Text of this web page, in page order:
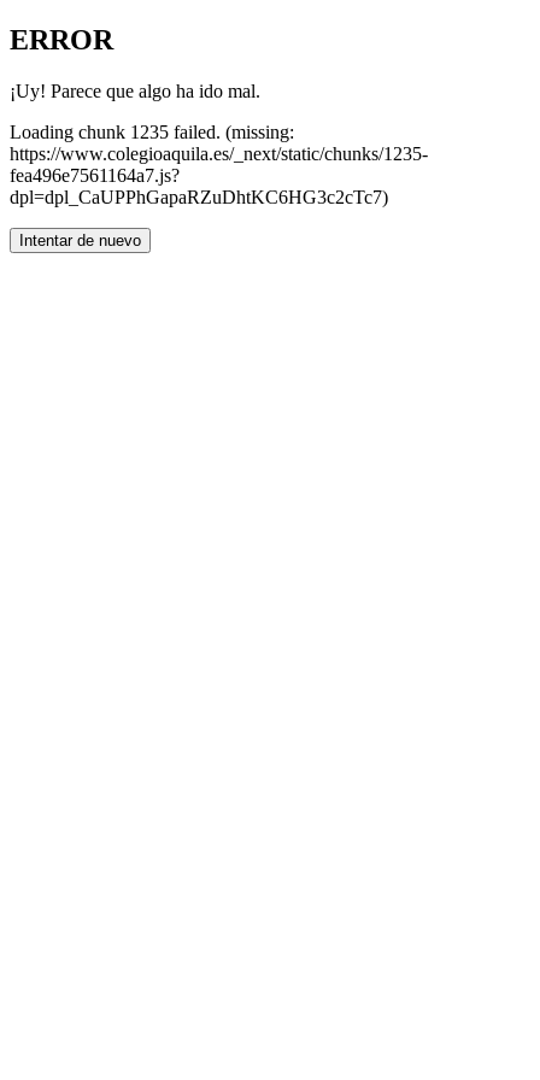
ERROR
¡Uy! Parece que algo ha ido mal.
Loading chunk 1235 failed. (missing:
https://www.colegioaquila.es/_next/static/chunks/1235-
fea496e7561164a7.js?
dpl=dpl_CaUPPhGapaRZuDhtKC6HG3c2cTc7)
Intentar de nuevo